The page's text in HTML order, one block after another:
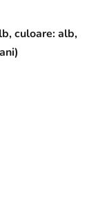
culoare: alb,